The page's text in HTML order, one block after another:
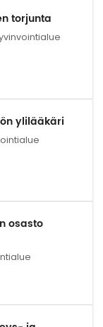
torjunta
ylilääkäri
osasto